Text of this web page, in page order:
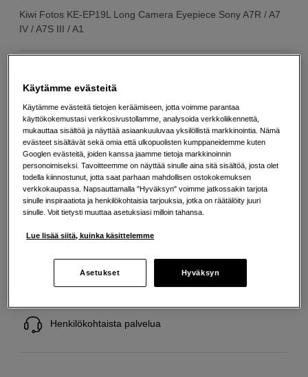
Kiwi Fotos KE-EP19L Long Camera Eyepiece Sony A7R / A7
IV / A7S III / A1
Helsingin myymälä
18 EUR
Maksa heti tai jaa useampaan osamaksuun
Lisää ostoskoriin
Ilmainen toimitus yli 200 EUR ostoksille
Henkilökohtaista palvelua
Käytämme evästeitä
Käytämme evästeitä tietojen keräämiseen, jotta voimme parantaa
käyttökokemustasi verkkosivustollamme, analysoida verkkoliikennettä,
mukauttaa sisältöä ja näyttää asiaankuuluvaa yksilöllistä markkinointia. Nämä
evästeet sisältävät sekä omia että ulkopuolisten kumppaneidemme kuten
Googlen evästeitä, joiden kanssa jaamme tietoja markkinoinnin
personoimiseksi. Tavoitteemme on näyttää sinulle aina sitä sisältöä, josta olet
todella kiinnostunut, jotta saat parhaan mahdollisen ostokokemuksen
verkkokaupassa. Napsauttamalla "Hyväksyn" voimme jatkossakin tarjota
sinulle inspiraatiota ja henkilökohtaisia tarjouksia, jotka on räätälöity juuri
sinulle. Voit tietysti muuttaa asetuksiasi milloin tahansa.
Lue lisää siitä, kuinka käsittelemme
Asetukset Hyväksyn